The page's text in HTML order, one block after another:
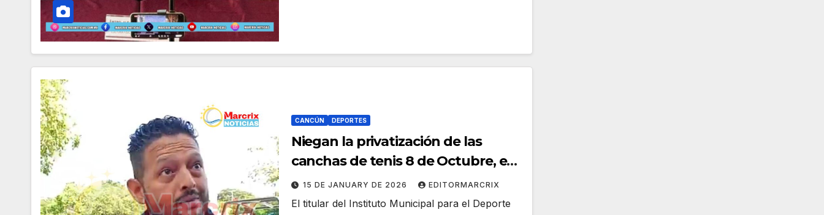
CANCÚN DEPORTES
Niegan la privatización de las
canchas de tenis 8 de Octubre, en
Cancún
15 DE JANUARY DE 2026 EDITORMARCRIX
El titular del Instituto Municipal para el Deporte